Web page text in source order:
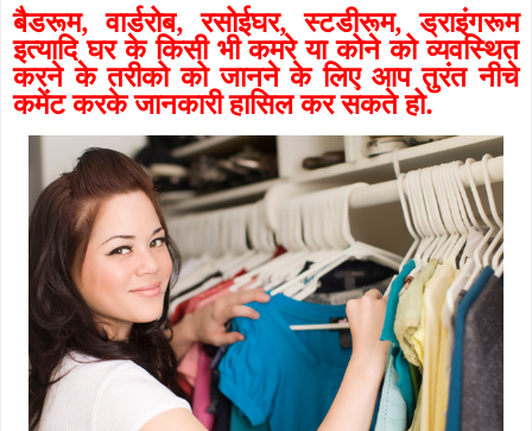
बैडरूम, वार्डरोब, रसोईघर, स्टडीरूम, ड्राइंगरूम
इत्यादि घर के किसी भी कमरे या कोने को व्यवस्थित
करने के तरीको को जानने के लिए आप तुरंत नीचे
कमेंट करके जानकारी हासिल कर सकते हो.